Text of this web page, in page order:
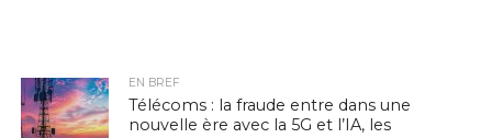
EN BREF
Télécoms : la fraude entre dans une
nouvelle ère avec la 5G et l’IA, les